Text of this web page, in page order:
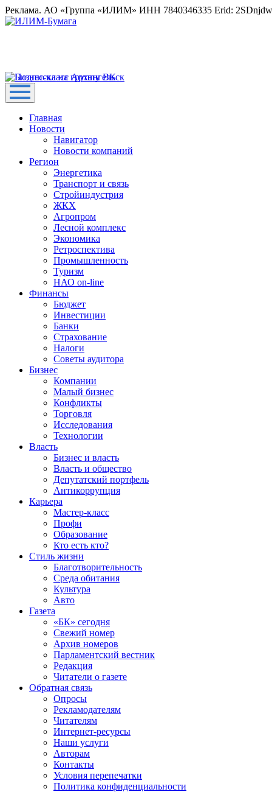
Реклама. АО «Группа «ИЛИМ» ИНН 7840346335 Erid:
Главная
Новости
Навигатор
Новости компаний
Регион
Энергетика
Транспорт и связь
Стройиндустрия
ЖКХ
Агропром
Лесной комплекс
Экономика
Ретроспектива
Промышленность
Туризм
НАО on-line
Финансы
Бюджет
Инвестиции
Банки
Страхование
Налоги
Советы аудитора
Бизнес
Компании
Малый бизнес
Конфликты
Торговля
Исследования
Технологии
Власть
Бизнес и власть
Власть и общество
Депутатский портфель
Антикоррупция
Карьера
Мастер-класс
Профи
Образование
Кто есть кто?
Стиль жизни
Благотворительность
Среда обитания
Культура
Авто
Газета
«БК» сегодня
Свежий номер
Архив номеров
Парламентский вестник
Редакция
Читатели о газете
Обратная связь
Опросы
Рекламодателям
Читателям
Интернет-ресурсы
Наши услуги
Авторам
Контакты
Условия перепечатки
Политика конфиденциальности